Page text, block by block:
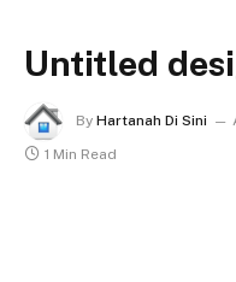
Untitled
By Hartanah Di Sini
1 Min Read